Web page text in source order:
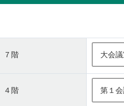
７階 大会
４階 第１